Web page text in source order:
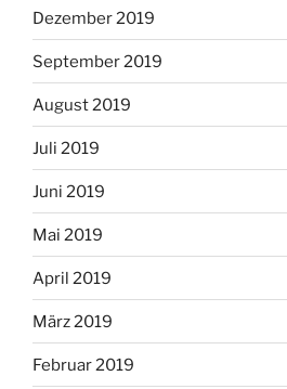
Dezember 2019
September 2019
August 2019
Juli 2019
Juni 2019
Mai 2019
April 2019
März 2019
Februar 2019